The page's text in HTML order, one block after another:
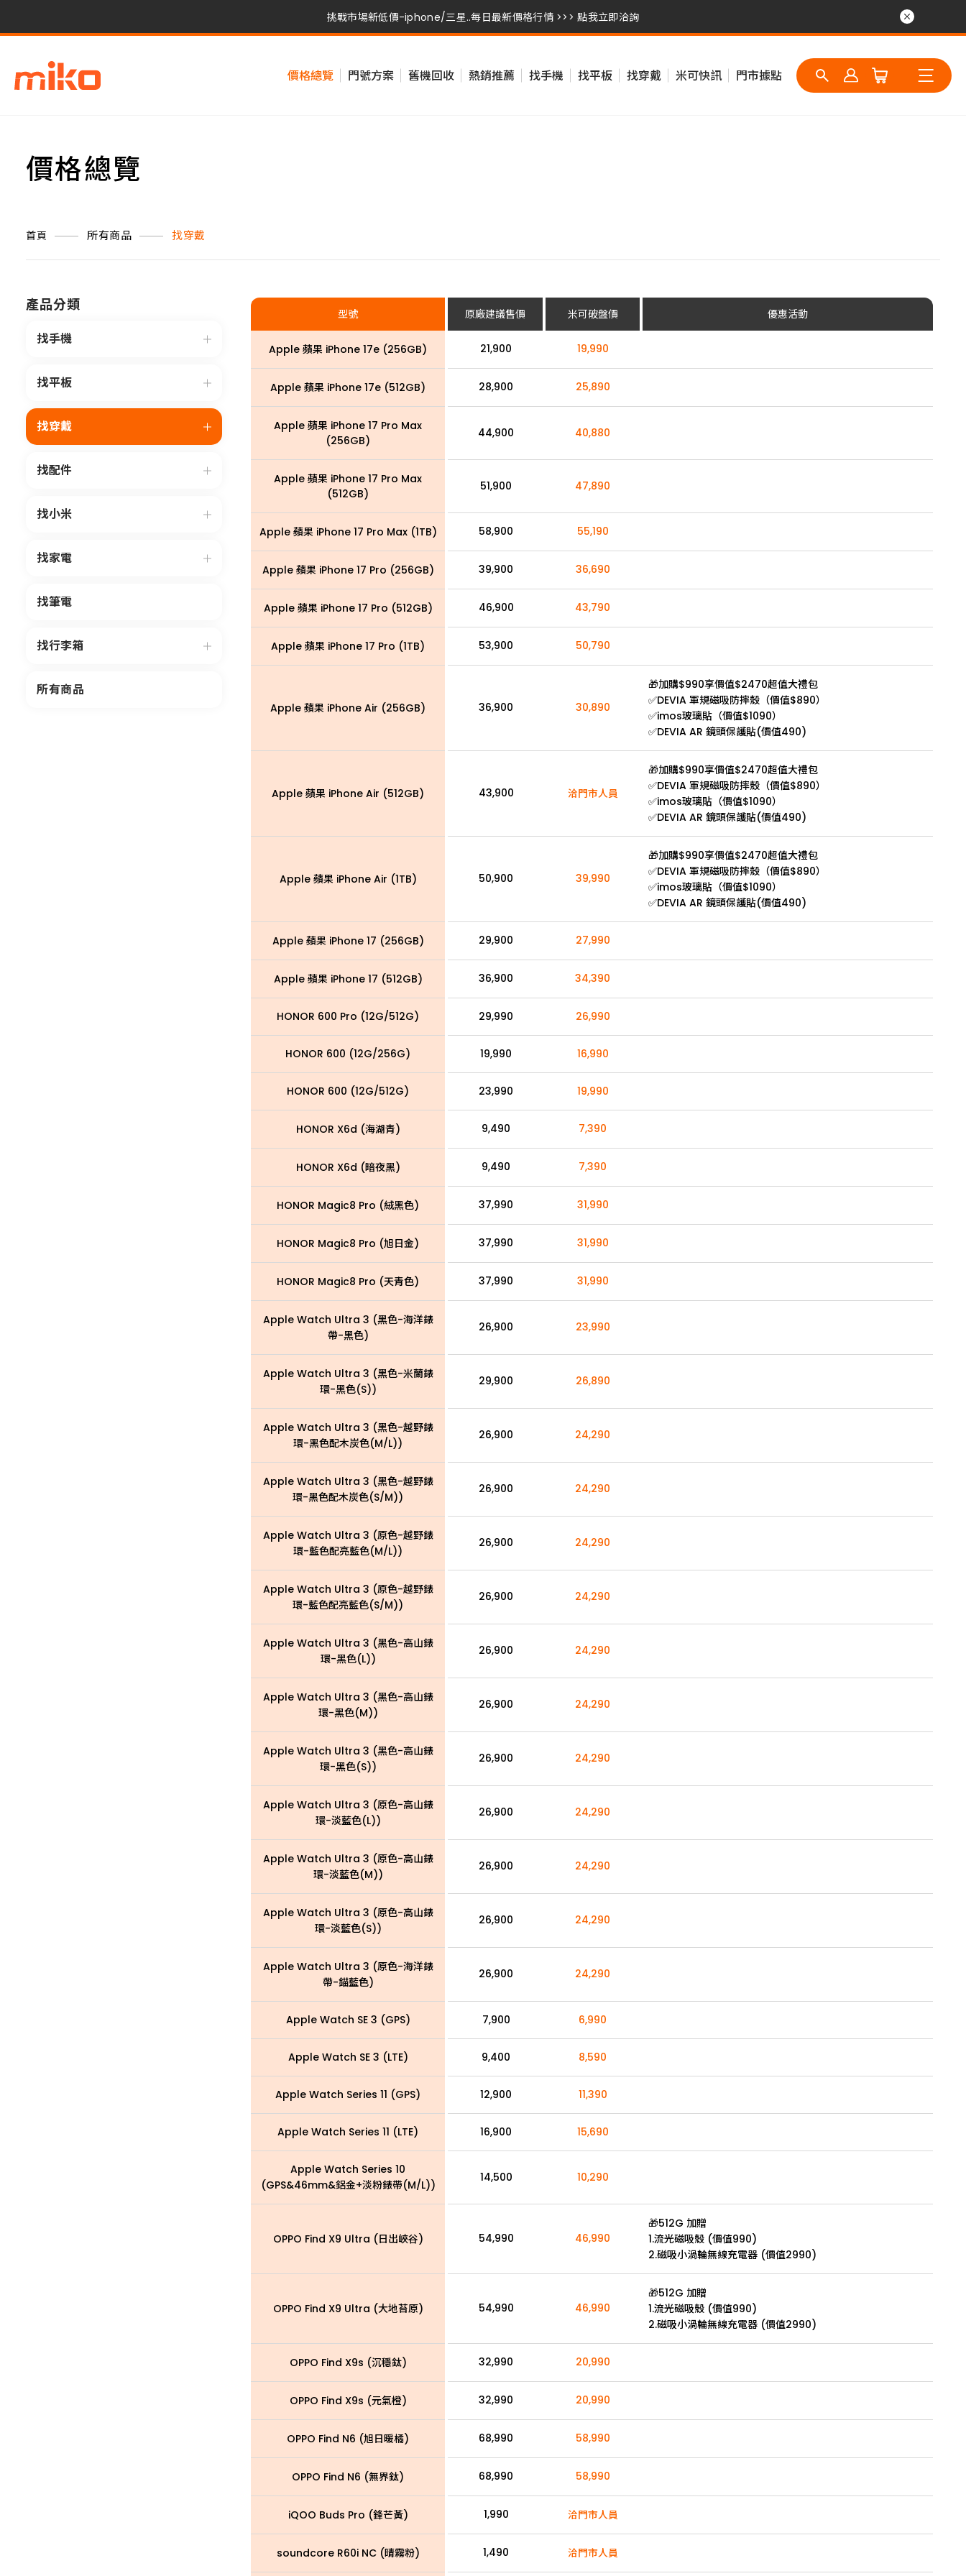
挑戰市場新低價-iphone/三星..每日最新價格行情 >>> 點我立即洽詢
挑戰市場新低價-iphone/三星..每日最新價格行情 >>> 點我立即洽詢
價格總覽 門號方案 舊機回收 熱銷推薦 找手機 找平板 找穿戴 米可快訊 門市據點
價格總覽
首頁 所有商品 找穿戴
產品分類
找手機
找平板
找穿戴
找配件
找小米
找家電
找筆電
找行李箱
所有商品
型號 原廠建議售價 米可破盤價 優惠活動
Apple 蘋果 iPhone 17e (256GB) 21,900 19,990
Apple 蘋果 iPhone 17e (512GB) 28,900 25,890
Apple 蘋果 iPhone 17 Pro Max
(256GB)
44,900 40,880
Apple 蘋果 iPhone 17 Pro Max
(512GB)
51,900 47,890
Apple 蘋果 iPhone 17 Pro Max (1TB) 58,900 55,190
Apple 蘋果 iPhone 17 Pro (256GB) 39,900 36,690
Apple 蘋果 iPhone 17 Pro (512GB) 46,900 43,790
Apple 蘋果 iPhone 17 Pro (1TB) 53,900 50,790
Apple 蘋果 iPhone Air (256GB) 36,900 30,890
🎁加購$990享價值$2470超值大禮包
✅DEVIA 軍規磁吸防摔殼（價值$890）
✅imos玻璃貼（價值$1090）
✅DEVIA AR 鏡頭保護貼(價值490)
Apple 蘋果 iPhone Air (512GB) 43,900 洽門市人員
🎁加購$990享價值$2470超值大禮包
✅DEVIA 軍規磁吸防摔殼（價值$890）
✅imos玻璃貼（價值$1090）
✅DEVIA AR 鏡頭保護貼(價值490)
Apple 蘋果 iPhone Air (1TB) 50,900 39,990
🎁加購$990享價值$2470超值大禮包
✅DEVIA 軍規磁吸防摔殼（價值$890）
✅imos玻璃貼（價值$1090）
✅DEVIA AR 鏡頭保護貼(價值490)
Apple 蘋果 iPhone 17 (256GB) 29,900 27,990
Apple 蘋果 iPhone 17 (512GB) 36,900 34,390
HONOR 600 Pro (12G/512G) 29,990 26,990
HONOR 600 (12G/256G) 19,990 16,990
HONOR 600 (12G/512G) 23,990 19,990
HONOR X6d (海湖青) 9,490 7,390
HONOR X6d (暗夜黑) 9,490 7,390
HONOR Magic8 Pro (絨黑色) 37,990 31,990
HONOR Magic8 Pro (旭日金) 37,990 31,990
HONOR Magic8 Pro (天青色) 37,990 31,990
Apple Watch Ultra 3 (黑色-海洋錶
帶-黑色)
26,900 23,990
Apple Watch Ultra 3 (黑色-米蘭錶
環-黑色(S))
29,900 26,890
Apple Watch Ultra 3 (黑色-越野錶
環-黑色配木炭色(M/L))
26,900 24,290
Apple Watch Ultra 3 (黑色-越野錶
環-黑色配木炭色(S/M))
26,900 24,290
Apple Watch Ultra 3 (原色-越野錶
環-藍色配亮藍色(M/L))
26,900 24,290
Apple Watch Ultra 3 (原色-越野錶
環-藍色配亮藍色(S/M))
26,900 24,290
Apple Watch Ultra 3 (黑色-高山錶
環-黑色(L))
26,900 24,290
Apple Watch Ultra 3 (黑色-高山錶
環-黑色(M))
26,900 24,290
Apple Watch Ultra 3 (黑色-高山錶
環-黑色(S))
26,900 24,290
Apple Watch Ultra 3 (原色-高山錶
環-淡藍色(L))
26,900 24,290
Apple Watch Ultra 3 (原色-高山錶
環-淡藍色(M))
26,900 24,290
Apple Watch Ultra 3 (原色-高山錶
環-淡藍色(S))
26,900 24,290
Apple Watch Ultra 3 (原色-海洋錶
帶-錨藍色)
26,900 24,290
Apple Watch SE 3 (GPS) 7,900 6,990
Apple Watch SE 3 (LTE) 9,400 8,590
Apple Watch Series 11 (GPS) 12,900 11,390
Apple Watch Series 11 (LTE) 16,900 15,690
Apple Watch Series 10
(GPS&46mm&鋁金+淡粉錶帶(M/L))
14,500 10,290
OPPO Find X9 Ultra (日出峽谷) 54,990 46,990
🎁512G 加贈
1.流光磁吸殼 (價值990)
2.磁吸小渦輪無線充電器 (價值2990)
OPPO Find X9 Ultra (大地苔原) 54,990 46,990
🎁512G 加贈
1.流光磁吸殼 (價值990)
2.磁吸小渦輪無線充電器 (價值2990)
OPPO Find X9s (沉穩鈦) 32,990 20,990
OPPO Find X9s (元氣橙) 32,990 20,990
OPPO Find N6 (旭日暖橘) 68,990 58,990
OPPO Find N6 (無界鈦) 68,990 58,990
iQOO Buds Pro (鋒芒黃) 1,990 洽門市人員
soundcore R60i NC (晴霧粉) 1,490 洽門市人員